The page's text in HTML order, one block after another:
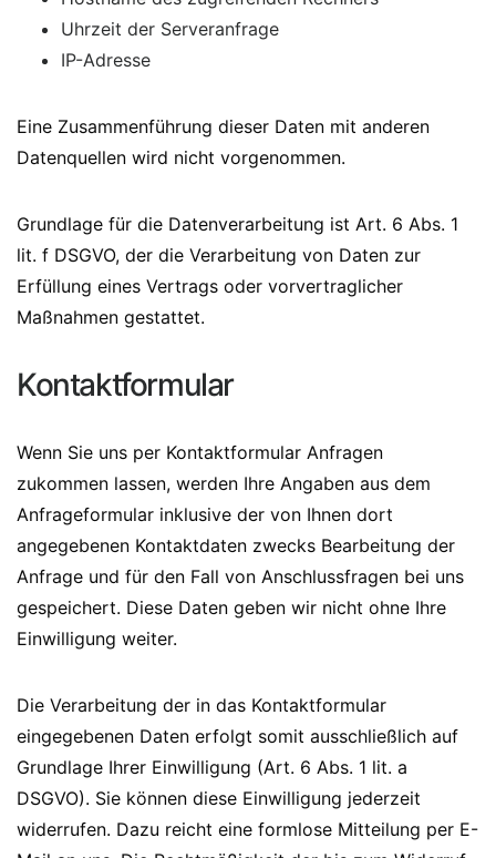
Uhrzeit der Serveranfrage
IP-Adresse
Eine Zusammenführung dieser Daten mit anderen
Datenquellen wird nicht vorgenommen.
Grundlage für die Datenverarbeitung ist Art. 6 Abs. 1
lit. f DSGVO, der die Verarbeitung von Daten zur
Erfüllung eines Vertrags oder vorvertraglicher
Maßnahmen gestattet.
Kontaktformular
Wenn Sie uns per Kontaktformular Anfragen
zukommen lassen, werden Ihre Angaben aus dem
Anfrageformular inklusive der von Ihnen dort
angegebenen Kontaktdaten zwecks Bearbeitung der
Anfrage und für den Fall von Anschlussfragen bei uns
gespeichert. Diese Daten geben wir nicht ohne Ihre
Einwilligung weiter.
Die Verarbeitung der in das Kontaktformular
eingegebenen Daten erfolgt somit ausschließlich auf
Grundlage Ihrer Einwilligung (Art. 6 Abs. 1 lit. a
DSGVO). Sie können diese Einwilligung jederzeit
widerrufen. Dazu reicht eine formlose Mitteilung per E-